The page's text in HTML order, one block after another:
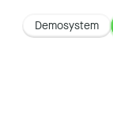
Demosystem